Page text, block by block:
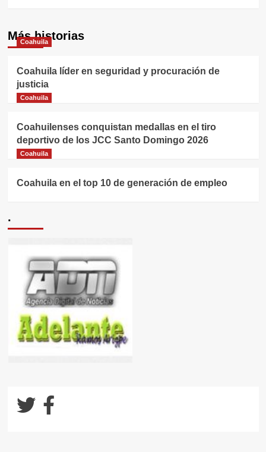
Más historias
Coahuila
Coahuila líder en seguridad y procuración de
justicia
Coahuila
Coahuilenses conquistan medallas en el tiro
deportivo de los JCC Santo Domingo 2026
Coahuila
Coahuila en el top 10 de generación de empleo
.